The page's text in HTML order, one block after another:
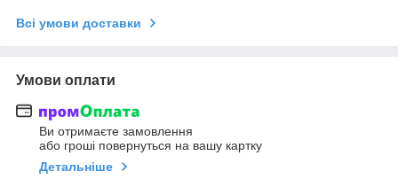
Всі умови доставки
Умови оплати
Ви отримаєте замовлення
або гроші повернуться на вашу картку
Детальніше